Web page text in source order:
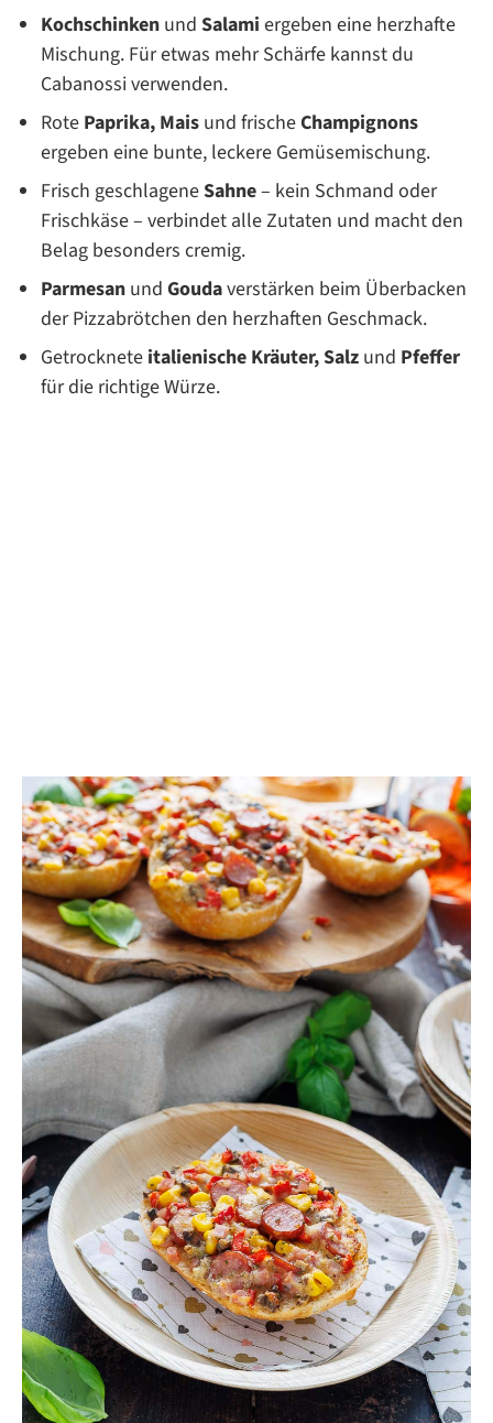
Kochschinken und Salami ergeben eine herzhafte
Mischung. Für etwas mehr Schärfe kannst du
Cabanossi verwenden.
Rote Paprika, Mais und frischeChampignons
ergeben eine bunte, leckere Gemüsemischung.
Frisch geschlageneSahne– kein Schmand oder
Frischkäse – verbindet alle Zutaten und macht den
Belag besonders cremig.
Parmesan und Goudaverstärken beim Überbacken
der Pizzabrötchen den herzhaften Geschmack.
Getrocknete italienische Kräuter,Salz und Pfeffer
für die richtige Würze.